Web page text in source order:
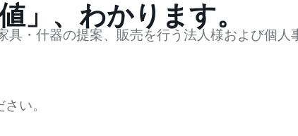
」、わかります。
・什器の提案、販売を行う法人様および個人
い。